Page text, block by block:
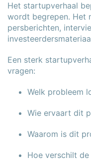
Het startupverhaal
wordt begrepen. Het
persberichten,
Een sterk
vragen:
Welk probleem
Wie ervaart dit
Waarom is dit
Hoe verschilt